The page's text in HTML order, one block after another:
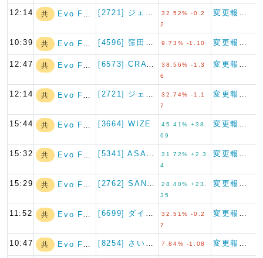
12:14 共 Evo Fund
32.52% -0.2
2
10:39 共 Evo Fund 9.73% -1.10
12:47 共 Evo Fund
38.56% -1.3
6
12:14 共 Evo Fund
32.74% -1.1
7
15:44 共 Evo Fund [3664] WIZE
45.41% +38.
69
15:32 共 Evo Fund
31.72% +2.3
4
15:29 共 Evo Fund
28.40% +23.
35
11:52 共 Evo Fund
32.51% -0.2
7
10:47 共 Evo Fund 7.84% -1.08